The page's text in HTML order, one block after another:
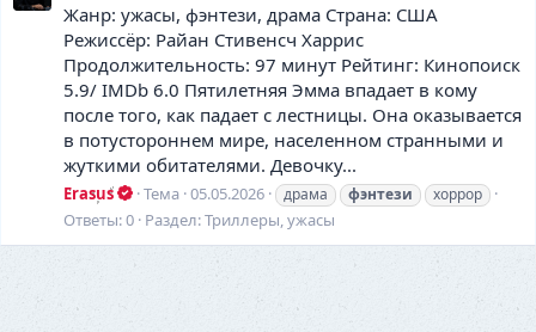
Жанр: ужасы, фэнтези, драма Страна: США
Режиссёр: Райан Стивенсч Харрис
Продолжительность: 97 минут Рейтинг: Кинопоиск
5.9/ IMDb 6.0 Пятилетняя Эмма впадает в кому
после того, как падает с лестницы. Она оказывается
в потустороннем мире, населенном странными и
жуткими обитателями. Девочку...
Erasus Тема 05.05.2026 драма фэнтези хоррор
Ответы: 0 Раздел:Триллеры, ужасы